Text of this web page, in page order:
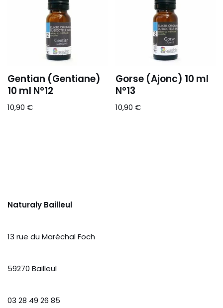
Gentian (Gentiane)
10 ml N°12
10,90 €
Gorse (Ajonc) 10 ml
N°13
10,90€
Naturaly Bailleul
13 rue du Maréchal Foch
59270 Bailleul
03 28 49 26 85